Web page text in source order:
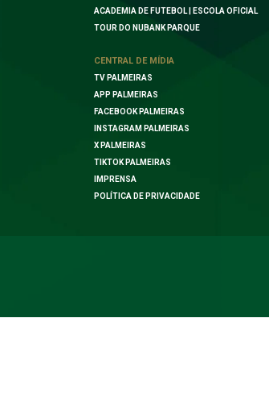
ACADEMIA DE FUTEBOL | ESCOLA OFICIAL
TOUR DO NUBANK PARQUE
CENTRAL DE MÍDIA
TV PALMEIRAS
APP PALMEIRAS
FACEBOOK PALMEIRAS
INSTAGRAM PALMEIRAS
X PALMEIRAS
TIKTOK PALMEIRAS
IMPRENSA
POLÍTICA DE PRIVACIDADE